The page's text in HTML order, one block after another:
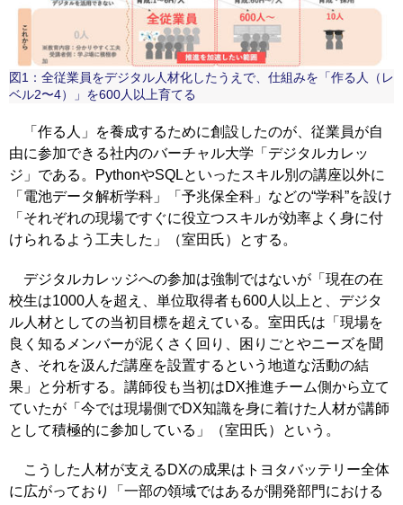
図1：全従業員をデジタル人材化したうえで、仕組みを「作る人（レ
ベル2〜4）」を600人以上育てる
「作る人」を養成するために創設したのが、従業員が自
由に参加できる社内のバーチャル大学「デジタルカレッ
ジ」である。PythonやSQLといったスキル別の講座以外に
「電池データ解析学科」「予兆保全科」などの“学科”を設け
「それぞれの現場ですぐに役立つスキルが効率よく身に付
けられるよう工夫した」（室田氏）とする。
デジタルカレッジへの参加は強制ではないが「現在の在
校生は1000人を超え、単位取得者も600人以上と、デジタ
ル人材としての当初目標を超えている。室田氏は「現場を
良く知るメンバーが泥くさく回り、困りごとやニーズを聞
き、それを汲んだ講座を設置するという地道な活動の結
果」と分析する。講師役も当初はDX推進チーム側から立て
ていたが「今では現場側でDX知識を身に着けた人材が講師
として積極的に参加している」（室田氏）という。
こうした人材が支えるDXの成果はトヨタバッテリー全体
に広がっており「一部の領域ではあるが開発部門における